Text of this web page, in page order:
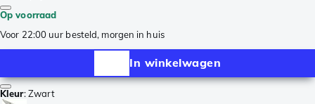
Op voorraad
Voor 22:00 uur besteld, morgen in huis
In winkelwagen
Kleur:Zwart